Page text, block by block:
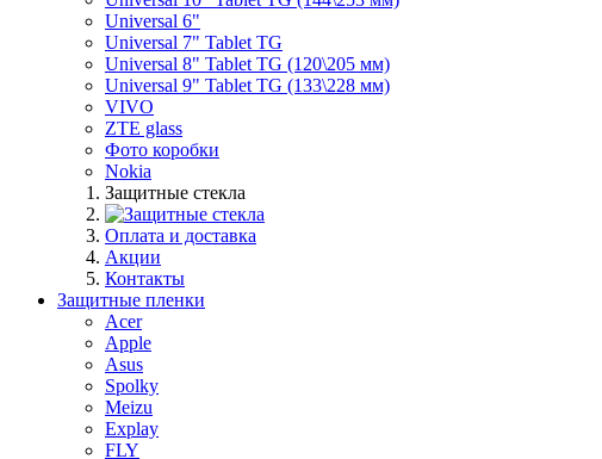
Universal 6"
Universal 7" Tablet TG
Universal 8" Tablet TG (120\205 мм)
Universal 9" Tablet TG (133\228 мм)
VIVO
ZTE glass
Фото коробки
Nokia
Защитные стекла
Оплата и доставка
Акции
Контакты
Защитные пленки
Acer
Apple
Asus
Spolky
Meizu
Explay
FLY